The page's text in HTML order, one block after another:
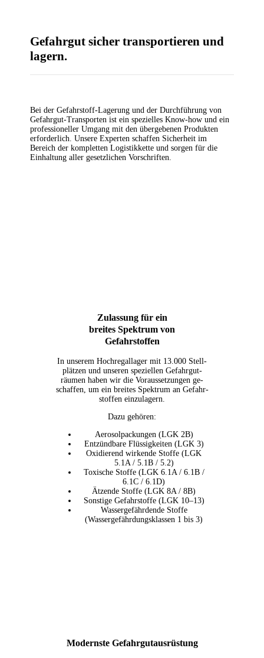
Gefahr­gut sicher trans­por­tie­ren und
lagern.
Bei der Gefahr­stoff-Lage­rung und der Durch­füh­rung von
Gefahr­gut-Trans­por­ten ist ein spe­zi­el­les Know-how und ein
pro­fes­sio­nel­ler Umgang mit den über­ge­be­nen Pro­duk­ten
erfor­der­lich. Unse­re Exper­ten schaf­fen Sicher­heit im
Bereich der kom­plet­ten Logis­tik­ket­te und sor­gen für die
Ein­hal­tung aller gesetz­li­chen Vorschriften.
Zulas­sung für ein
brei­tes Spek­trum von
Gefahr­stof­fen
In unse­rem Hoch­regallager mit 13.000 Stell­
plätzen und unse­ren spe­zi­el­len Gefahrgut­
räumen haben wir die Voraus­setzungen ge­
schaffen, um ein brei­tes Spek­trum an Gefahr­
stoffen einzulagern.
Dazu gehö­ren:
Aero­sol­pa­ckun­gen (LGK 2B)
Ent­zünd­ba­re Flüs­sig­kei­ten (LGK 3)
Oxi­die­rend wir­ken­de Stof­fe (LGK
5.1A / 5.1B / 5.2)
Toxi­sche Stof­fe (LGK 6.1A / 6.1B /
6.1C / 6.1D)
Ätzen­de Stof­fe (LGK 8A / 8B)
Sons­ti­ge Gefahr­stof­fe (LGK 10–13)
Was­ser­ge­fähr­den­de Stof­fe
(Was­ser­ge­fähr­dungs­klas­sen 1 bis 3)
Moderns­te Gefahrgutausrüstung